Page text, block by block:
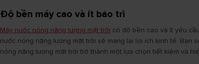
Độ bền máy cao và ít bảo trì
Máy nước nóng năng lượng mặt trời có độ bền cao và ít yêu
nước nóng năng lượng mặt trời sẽ mang lại lợi ích kinh tế. Bạn
nóng năng lượng mặt trời trở thành một lựa chọn tiết kiệm và